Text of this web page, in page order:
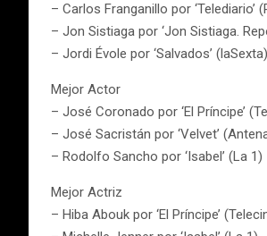
– Carlos Franganillo por ‘Telediario’
– Jon Sistiaga por ‘Jon Sistiaga.
– Jordi Évole por ‘Salvados’ (laSexta)
Mejor Actor
– José Coronado por ‘El Príncipe’
– José Sacristán por ‘Velvet’
– Rodolfo Sancho por ‘Isabel’ (La 1)
Mejor Actriz
– Hiba Abouk por ‘El Príncipe’